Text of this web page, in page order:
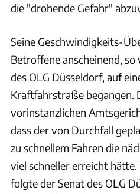
die "drohende Gefahr"
Seine Geschwindigkeits-
Betroffene anscheinend,
des OLG Düsseldorf, auf
Kraftfahrstraße begangen.
vorinstanzlichen
dass der von Durchfall
zu schnellem Fahren die
viel schneller erreicht
folgte der Senat des OLG